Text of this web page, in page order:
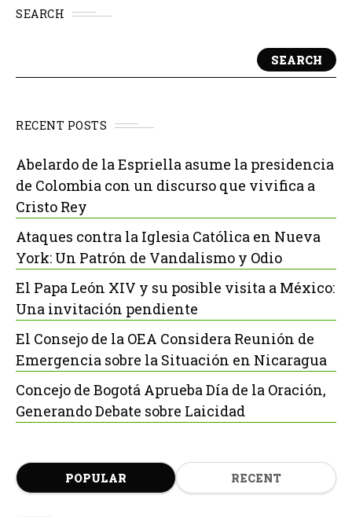
SEARCH
SEARCH
RECENT POSTS
Abelardo de la Espriella asume la presidencia
de Colombia con un discurso que vivifica a
Cristo Rey
Ataques contra la Iglesia Católica en Nueva
York: Un Patrón de Vandalismo y Odio
El Papa León XIV y su posible visita a México:
Una invitación pendiente
El Consejo de la OEA Considera Reunión de
Emergencia sobre la Situación en Nicaragua
Concejo de Bogotá Aprueba Día de la Oración,
Generando Debate sobre Laicidad
POPULAR RECENT